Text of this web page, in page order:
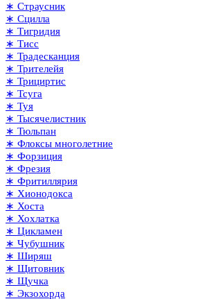
∗ Страусник
∗ Сцилла
∗ Тигридия
∗ Тисс
∗ Традесканция
∗ Трителейя
∗ Трициртис
∗ Тсуга
∗ Туя
∗ Тысячелистник
∗ Тюльпан
∗ Флоксы многолетние
∗ Форзиция
∗ Фрезия
∗ Фритиллярия
∗ Хионодокса
∗ Хоста
∗ Хохлатка
∗ Цикламен
∗ Чубушник
∗ Ширяш
∗ Щитовник
∗ Щучка
∗ Экзохорда